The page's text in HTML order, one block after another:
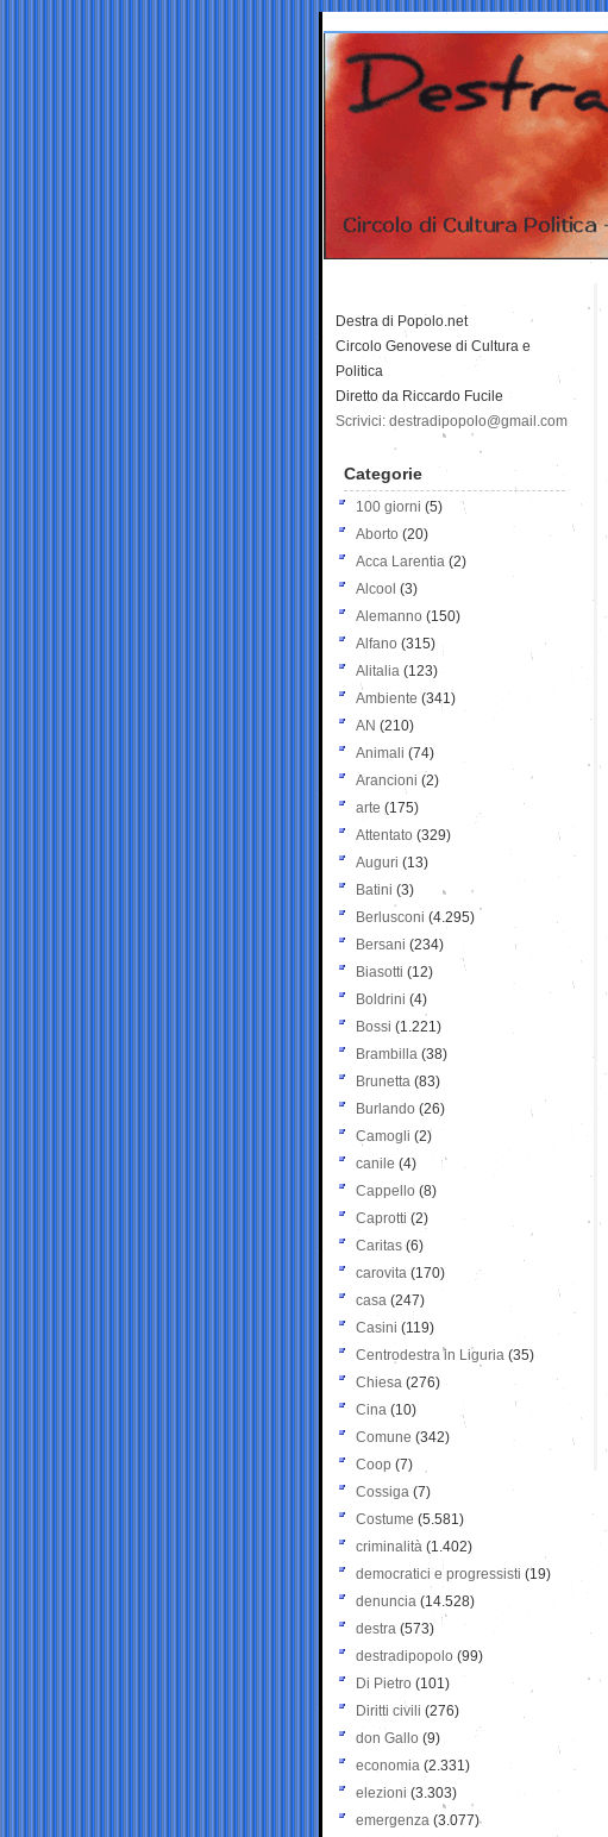
Destra di Popolo.net
Circolo Genovese di Cultura e
Politica
Diretto da Riccardo Fucile
Scrivici: destradipopolo@gmail.com
Categorie
100 giorni (5)
Aborto (20)
Acca Larentia (2)
Alcool (3)
Alemanno (150)
Alfano (315)
Alitalia (123)
Ambiente (341)
AN (210)
Animali (74)
Arancioni (2)
arte (175)
Attentato (329)
Auguri (13)
Batini (3)
Berlusconi (4.295)
Bersani (234)
Biasotti (12)
Boldrini (4)
Bossi (1.221)
Brambilla (38)
Brunetta (83)
Burlando (26)
Camogli (2)
canile (4)
Cappello (8)
Caprotti (2)
Caritas (6)
carovita (170)
casa (247)
Casini (119)
Centrodestra in Liguria (35)
Chiesa (276)
Cina (10)
Comune (342)
Coop (7)
Cossiga (7)
Costume (5.581)
criminalità (1.402)
democratici e progressisti (19)
denuncia (14.528)
destra (573)
destradipopolo (99)
Di Pietro (101)
Diritti civili (276)
don Gallo (9)
economia (2.331)
elezioni (3.303)
emergenza (3.077)